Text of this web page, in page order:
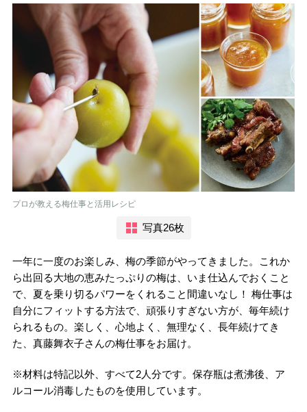
プロが教える梅仕事と活用レシピ
写真26枚
一年に一度のお楽しみ、梅の季節がやってきました。これか
ら出回る大地の恵みたっぷりの梅は、いま仕込んでおくこと
で、夏を乗り切るパワーをくれること間違いなし！ 梅仕事は
自分にフィットする方法で、頑張りすぎない方が、毎年続け
られるもの。楽しく、心地よく、無理なく、長年続けてき
た、真藤舞衣子さんの梅仕事をお届け。
※材料は特記以外、すべて2人分です。保存瓶は煮沸後、ア
ルコール消毒したものを使用しています。